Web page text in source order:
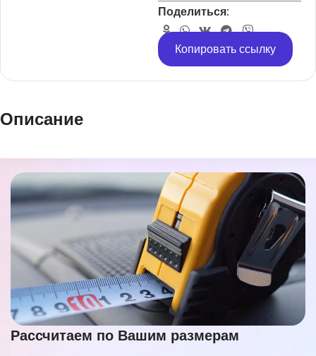
Поделиться:
Копировать ссылку
Описание
Рассчитаем по Вашим размерам